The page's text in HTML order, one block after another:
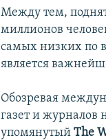
Между тем,
миллионов
самых низких по
является
Обозревая
газет и журналов
упомянутыйThe